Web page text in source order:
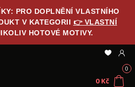
PRO DOPLNĚNÍ VLASTNÍHO
V KATEGORII 👉 VLASTNÍ
HOTOVÉ MOTIVY.
0
0 Kč